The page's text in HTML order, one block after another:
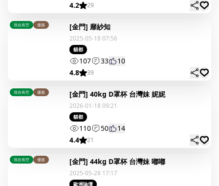
4.2
29
現在有空 優惠 [金門] 靡紗知
2025-05-18 07:56
貓都
107 33
10
4.8
39
現在有空 優惠 [金門] 40kg D罩杯 台灣妹 妮妮
2026-01-18 09:21
貓都
110 50
14
4.4
21
現在有空 優惠 [金門] 44kg D罩杯 台灣妹 嘟嘟
2025-05-28 17:17
歐洲論壇